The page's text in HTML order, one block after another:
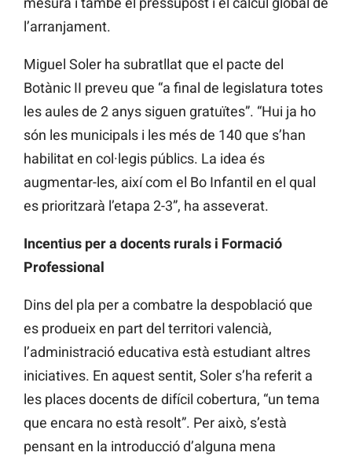
l’arranjament.
Miguel Soler ha subratllat que el pacte del
Botànic II preveu que “a final de legislatura totes
les aules de 2 anys siguen gratuïtes”. “Hui ja ho
són les municipals i les més de 140 que s’han
habilitat en col·legis públics. La idea és
augmentar-les, així com el Bo Infantil en el qual
es prioritzarà l’etapa 2-3”, ha asseverat.
Incentius per a docents rurals i Formació
Professional
Dins del pla per a combatre la despoblació que
es produeix en part del territori valencià,
l’administració educativa està estudiant altres
iniciatives. En aquest sentit, Soler s’ha referit a
les places docents de difícil cobertura, “un tema
que encara no està resolt”. Per això, s’està
pensant en la introducció d’alguna mena